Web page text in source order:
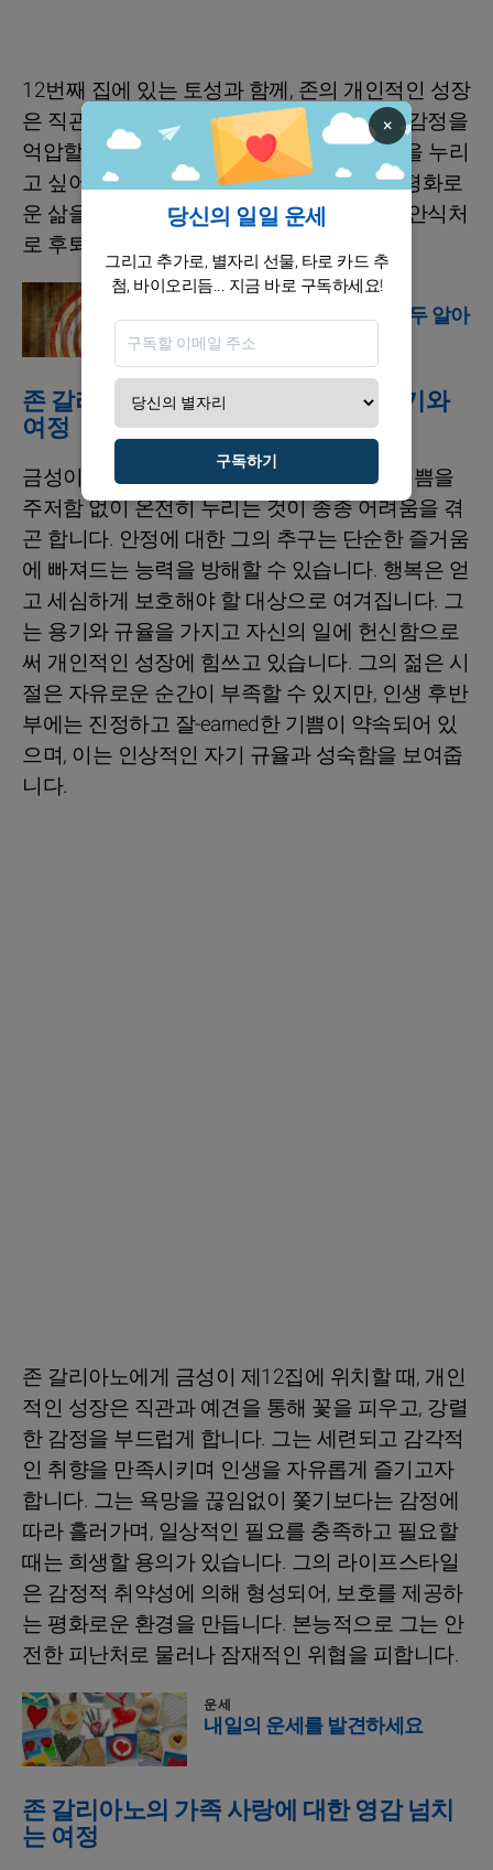
12번째 집에 있는 토성과 함께, 존의 개인적인 성장
은 직관과 예감에 달려 있으며, 이는 격렬한 감정을
억압할 수 있습니다. 그는 도움 없이 즐거움을 누리
고 싶어하며, 보호받는 느낌을 키우기 위해 평화로
운 삶을 추구하며, 필요할 때면 자주 자신의 안식처
로 후퇴합니다.
운세
내일의 운세로 내일을 모두 알아
보세요
존 갈리아노의 영감을 주는 사랑 이야기와
여정
금성이 염소자리인 존 갈리아노는 인생의 기쁨을
주저함 없이 온전히 누리는 것이 종종 어려움을 겪
곤 합니다. 안정에 대한 그의 추구는 단순한 즐거움
에 빠져드는 능력을 방해할 수 있습니다. 행복은 얻
고 세심하게 보호해야 할 대상으로 여겨집니다. 그
는 용기와 규율을 가지고 자신의 일에 헌신함으로
써 개인적인 성장에 힘쓰고 있습니다. 그의 젊은 시
절은 자유로운 순간이 부족할 수 있지만, 인생 후반
부에는 진정하고 잘-earned한 기쁨이 약속되어 있
으며, 이는 인상적인 자기 규율과 성숙함을 보여줍
니다.
존 갈리아노에게 금성이 제12집에 위치할 때, 개인
적인 성장은 직관과 예견을 통해 꽃을 피우고, 강렬
한 감정을 부드럽게 합니다. 그는 세련되고 감각적
인 취향을 만족시키며 인생을 자유롭게 즐기고자
합니다. 그는 욕망을 끊임없이 쫓기보다는 감정에
따라 흘러가며, 일상적인 필요를 충족하고 필요할
때는 희생할 용의가 있습니다. 그의 라이프스타일
은 감정적 취약성에 의해 형성되어, 보호를 제공하
는 평화로운 환경을 만듭니다. 본능적으로 그는 안
전한 피난처로 물러나 잠재적인 위협을 피합니다.
운세
내일의 운세를 발견하세요
존 갈리아노의 가족 사랑에 대한 영감 넘치
는 여정
×
당신의 일일 운세
그리고 추가로, 별자리 선물, 타로 카드 추
첨, 바이오리듬... 지금 바로 구독하세요!
구독하기